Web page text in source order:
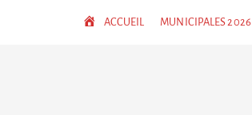
ACCUEIL MUNICIPALES 2026